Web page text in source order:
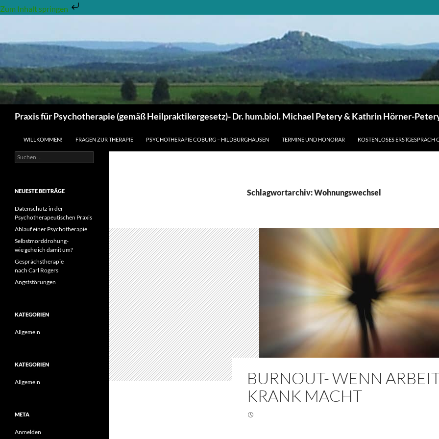
Zum Inhalt springen
springen
Praxis für Psychotherapie (gemäß Heilpraktikergesetz)- Dr. hum.biol. Michael Petery & Kathrin Hörner-
WILLKOMMEN! FRAGEN ZUR THERAPIE PSYCHOTHERAPIE COBURG – HILDBURGHAUSEN TERMINE UND HONORAR KOSTENLOSES ERSTGESPRÄCH
Schlagwortarchiv: Wohnungswechsel
BURNOUT- WENN
KRANK MACHT
Suchen
nach:
NEUESTE BEITRÄGE
Datenschutz in der
Psychotherapeutischen Praxis
Ablauf einer Psychotherapie
Selbstmorddrohung-
wie gehe ich damit um?
Gesprächstherapie
nach Carl Rogers
Angststörungen
KATEGORIEN
Allgemein
KATEGORIEN
Allgemein
META
Anmelden